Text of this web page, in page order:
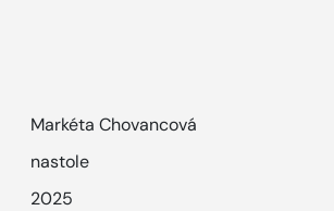
Markéta Chovancová
nastole
2025